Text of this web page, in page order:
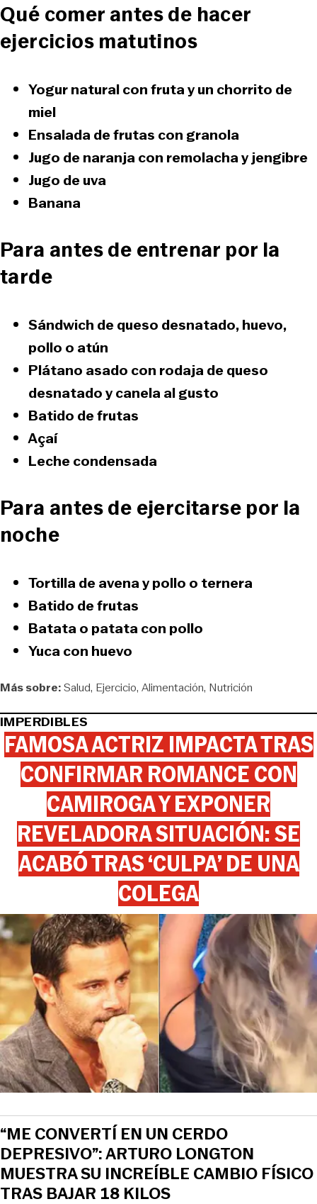
Qué comer antes de hacer
ejercicios matutinos
Yogur natural con fruta y un chorrito de
miel
Ensalada de frutas con granola
Jugo de naranja con remolacha y jengibre
Jugo de uva
Banana
Para antes de entrenar por la
tarde
Sándwich de queso desnatado, huevo,
pollo o atún
Plátano asado con rodaja de queso
desnatado y canela al gusto
Batido de frutas
Açaí
Leche condensada
Para antes de ejercitarse por la
noche
Tortilla de avena y pollo o ternera
Batido de frutas
Batata o patata con pollo
Yuca con huevo
Más sobre:Salud Ejercicio Alimentación Nutrición
IMPERDIBLES
FAMOSA ACTRIZ IMPACTA TRAS
CONFIRMAR ROMANCE CON
CAMIROGA Y EXPONER
REVELADORA SITUACIÓN: SE
ACABÓ TRAS ‘CULPA’ DE UNA
COLEGA
“ME CONVERTÍ EN UN CERDO
DEPRESIVO”: ARTURO LONGTON
MUESTRA SU INCREÍBLE CAMBIO FÍSICO
TRAS BAJAR 18 KILOS